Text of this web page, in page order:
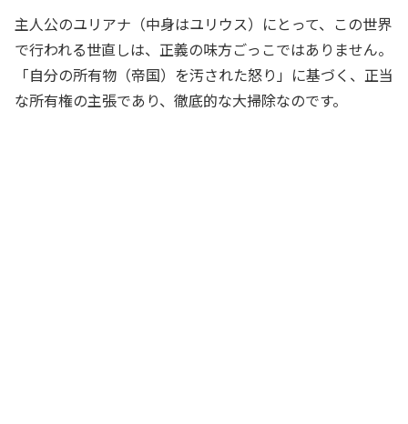
主人公のユリアナ（中身はユリウス）にとって、この世界
で行われる世直しは、正義の味方ごっこではありません。
「自分の所有物（帝国）を汚された怒り」に基づく、正当
な所有権の主張であり、徹底的な大掃除なのです。